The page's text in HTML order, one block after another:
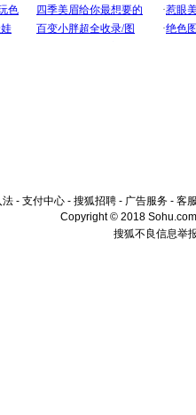
法 - 支付中心 - 搜狐招聘 - 广告服务 - 客
Copyright © 2018
搜狐不良信息举